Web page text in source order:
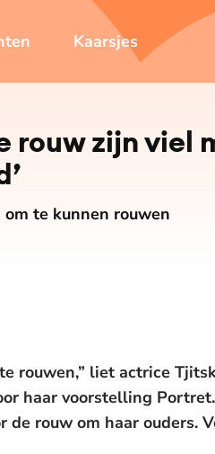
Kaarsjes
rouw zijn viel
te kunnen rouwen
rouwen,” liet actrice
haar voorstelling
rouw om haar ouders.